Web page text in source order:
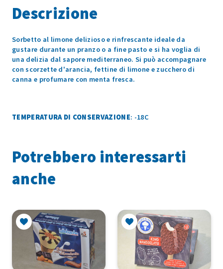
Descrizione
Sorbetto al limone delizioso e rinfrescante ideale da
gustare durante un pranzo o a fine pasto e si ha voglia di
una delizia dal sapore mediterraneo. Si può accompagnare
con scorzette d'arancia, fettine di limone e zucchero di
canna e profumare con menta fresca.
TEMPERATURA DI CONSERVAZIONE: -18C
Potrebbero interessarti
anche